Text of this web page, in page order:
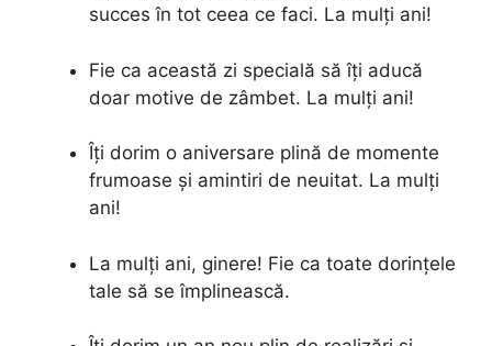
succes în tot ceea ce faci. La mulți ani!
Fie ca această zi specială să îți aducă
doar motive de zâmbet. La mulți ani!
Îți dorim o aniversare plină de momente
frumoase și amintiri de neuitat. La mulți
ani!
La mulți ani, ginere! Fie ca toate dorințele
tale să se împlinească.